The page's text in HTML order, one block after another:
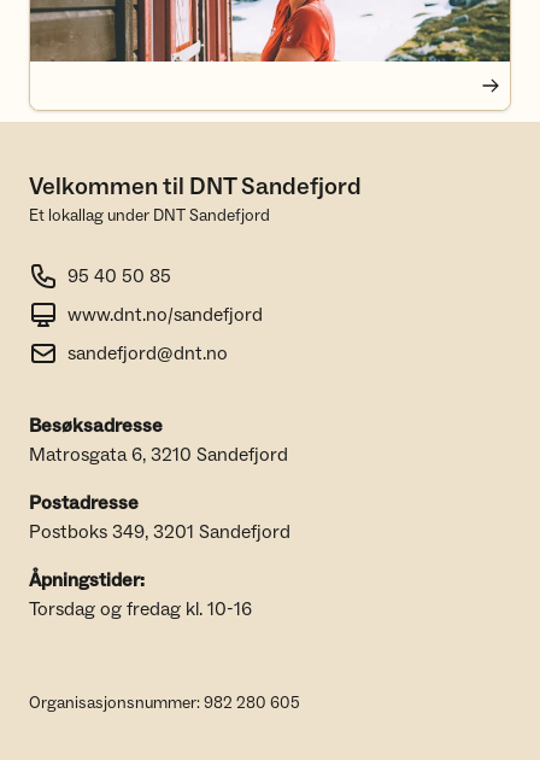
Velkommen til DNT Sandefjord
Et lokallag under DNT Sandefjord
95 40 50 85
www.dnt.no/sandefjord
sandefjord@dnt.no
Besøksadresse
Matrosgata 6, 3210 Sandefjord
Postadresse
Postboks 349, 3201 Sandefjord
Åpningstider:
Torsdag og fredag kl. 10-16
Organisasjonsnummer: 982 280 605